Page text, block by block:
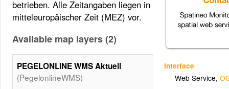
Interface
Web Service,
betrieben. Alle Zeitangaben liegen in
mitteleuropäischer Zeit (MEZ) vor.
Available map layers (2)
PEGELONLINE WMS Aktuell
(PegelonlineWMS)